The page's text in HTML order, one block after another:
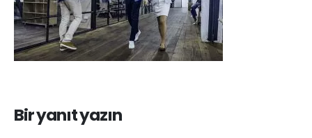
Bir yanıt yazın